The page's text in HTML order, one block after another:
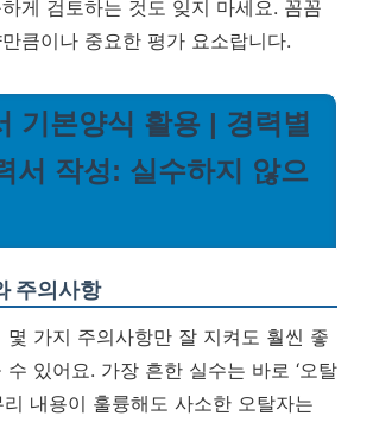
게 검토하는 것도 잊지 마세요. 꼼꼼
큼이나 중요한 평가 요소랍니다.
기본양식 활용 | 경력별
서 작성: 실수하지 않으
주의사항
몇 가지 주의사항만 잘 지켜도 훨씬 좋
있어요. 가장 흔한 실수는 바로 ‘오탈
리 내용이 훌륭해도 사소한 오탈자는